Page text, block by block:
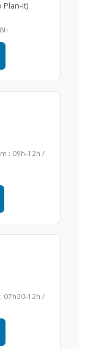
Plan-it)
: 09h-12h /
07h30-12h /